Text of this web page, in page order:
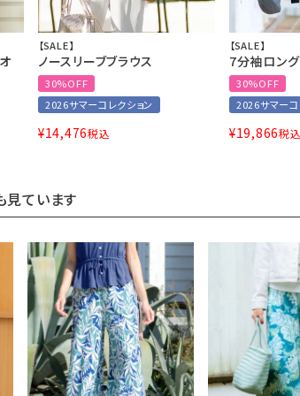
【SALE】
ノースリーブブラウス
30%OFF
2026サマーコレクション
¥14,476税込
【SALE】
7分袖ロン
30%OFF
2026サマーコ
¥19,866税込
見ています